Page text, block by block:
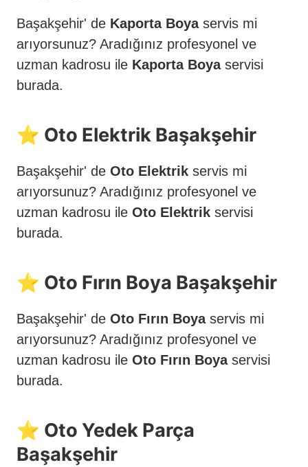
Başakşehir' de Kaporta Boyaservis mi
arıyorsunuz? Aradığınız profesyonel ve
uzman kadrosu ile Kaporta Boyaservisi
burada.
⭐️ Oto Elektrik Başakşehir
Başakşehir' de Oto Elektrik servis mi
arıyorsunuz? Aradığınız profesyonel ve
uzman kadrosu ile Oto Elektrik servisi
burada.
⭐️ Oto Fırın Boya Başakşehir
Başakşehir' de Oto Fırın Boya servis mi
arıyorsunuz? Aradığınız profesyonel ve
uzman kadrosu ile Oto Fırın Boyaservisi
burada.
⭐️ Oto Yedek Parça
Başakşehir